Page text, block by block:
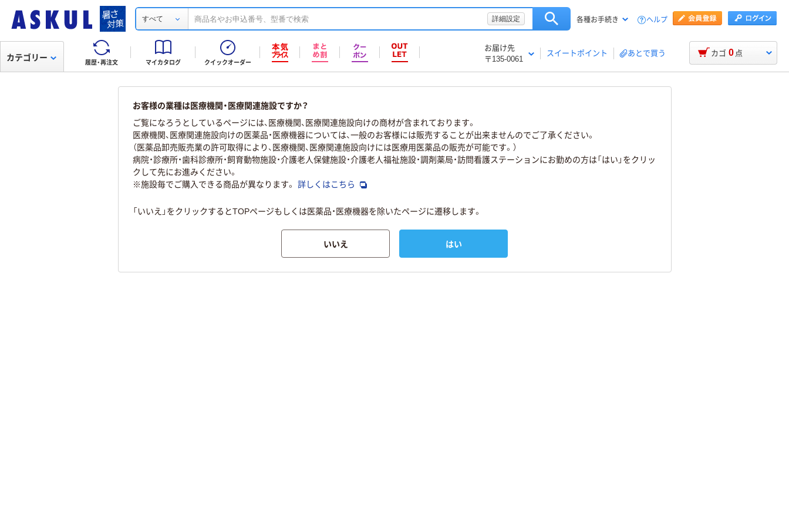
すべて 詳細設定 各種お手続き ヘルプ
履歴・再注文 マイカタログ クイックオーダー
お届け先
〒135-0061
スイートポイント あとで買う
カテゴリー カゴ 0 点
お客様の業種は医療機関・医療関連施設ですか？
ご覧になろうとしているページには、医療機関、医療関連施設向けの商材が含まれております。
医療機関、医療関連施設向けの医薬品・医療機器については、一般のお客様には販売することが出来ませんのでご了承ください。
（医薬品卸売販売業の許可取得により、医療機関、医療関連施設向けには医療用医薬品の販売が可能です。）
病院・診療所・歯科診療所・飼育動物施設・介護老人保健施設・介護老人福祉施設・調剤薬局・訪問看護ステーションにお勤めの方は「はい」をクリッ
クして先にお進みください。
※施設毎でご購入できる商品が異なります。 詳しくはこちら
「いいえ」をクリックするとTOPページもしくは医薬品・医療機器を除いたページに遷移します。
いいえ はい